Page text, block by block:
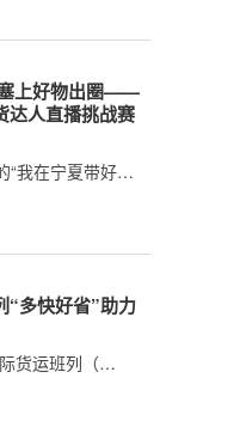
上好物出圈——
达人直播挑战赛
“我在宁夏带好…
“多快好省”助力
货运班列（…